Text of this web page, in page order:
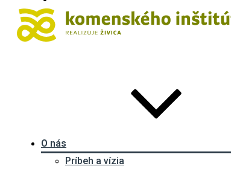
O nás
Príbeh a vízia